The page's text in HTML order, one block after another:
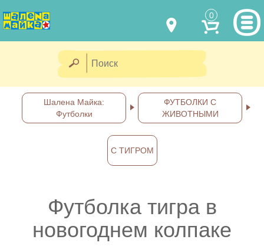
0
(067) 011 0404
shalena@mayka.dp.ua
г.Днепр, ул. Ярослава Мудрого, 68
Посмотреть на карте
Отправка по Украине каждый
день
НАШИ РАБОТЫ
КАК КУПИТЬ
КАК НАС НАЙТИ
Шалена Майка:
Футболки
ФУТБОЛКИ С
ЖИВОТНЫМИ
С ТИГРОМ
Футболка тигра в
новогоднем колпаке